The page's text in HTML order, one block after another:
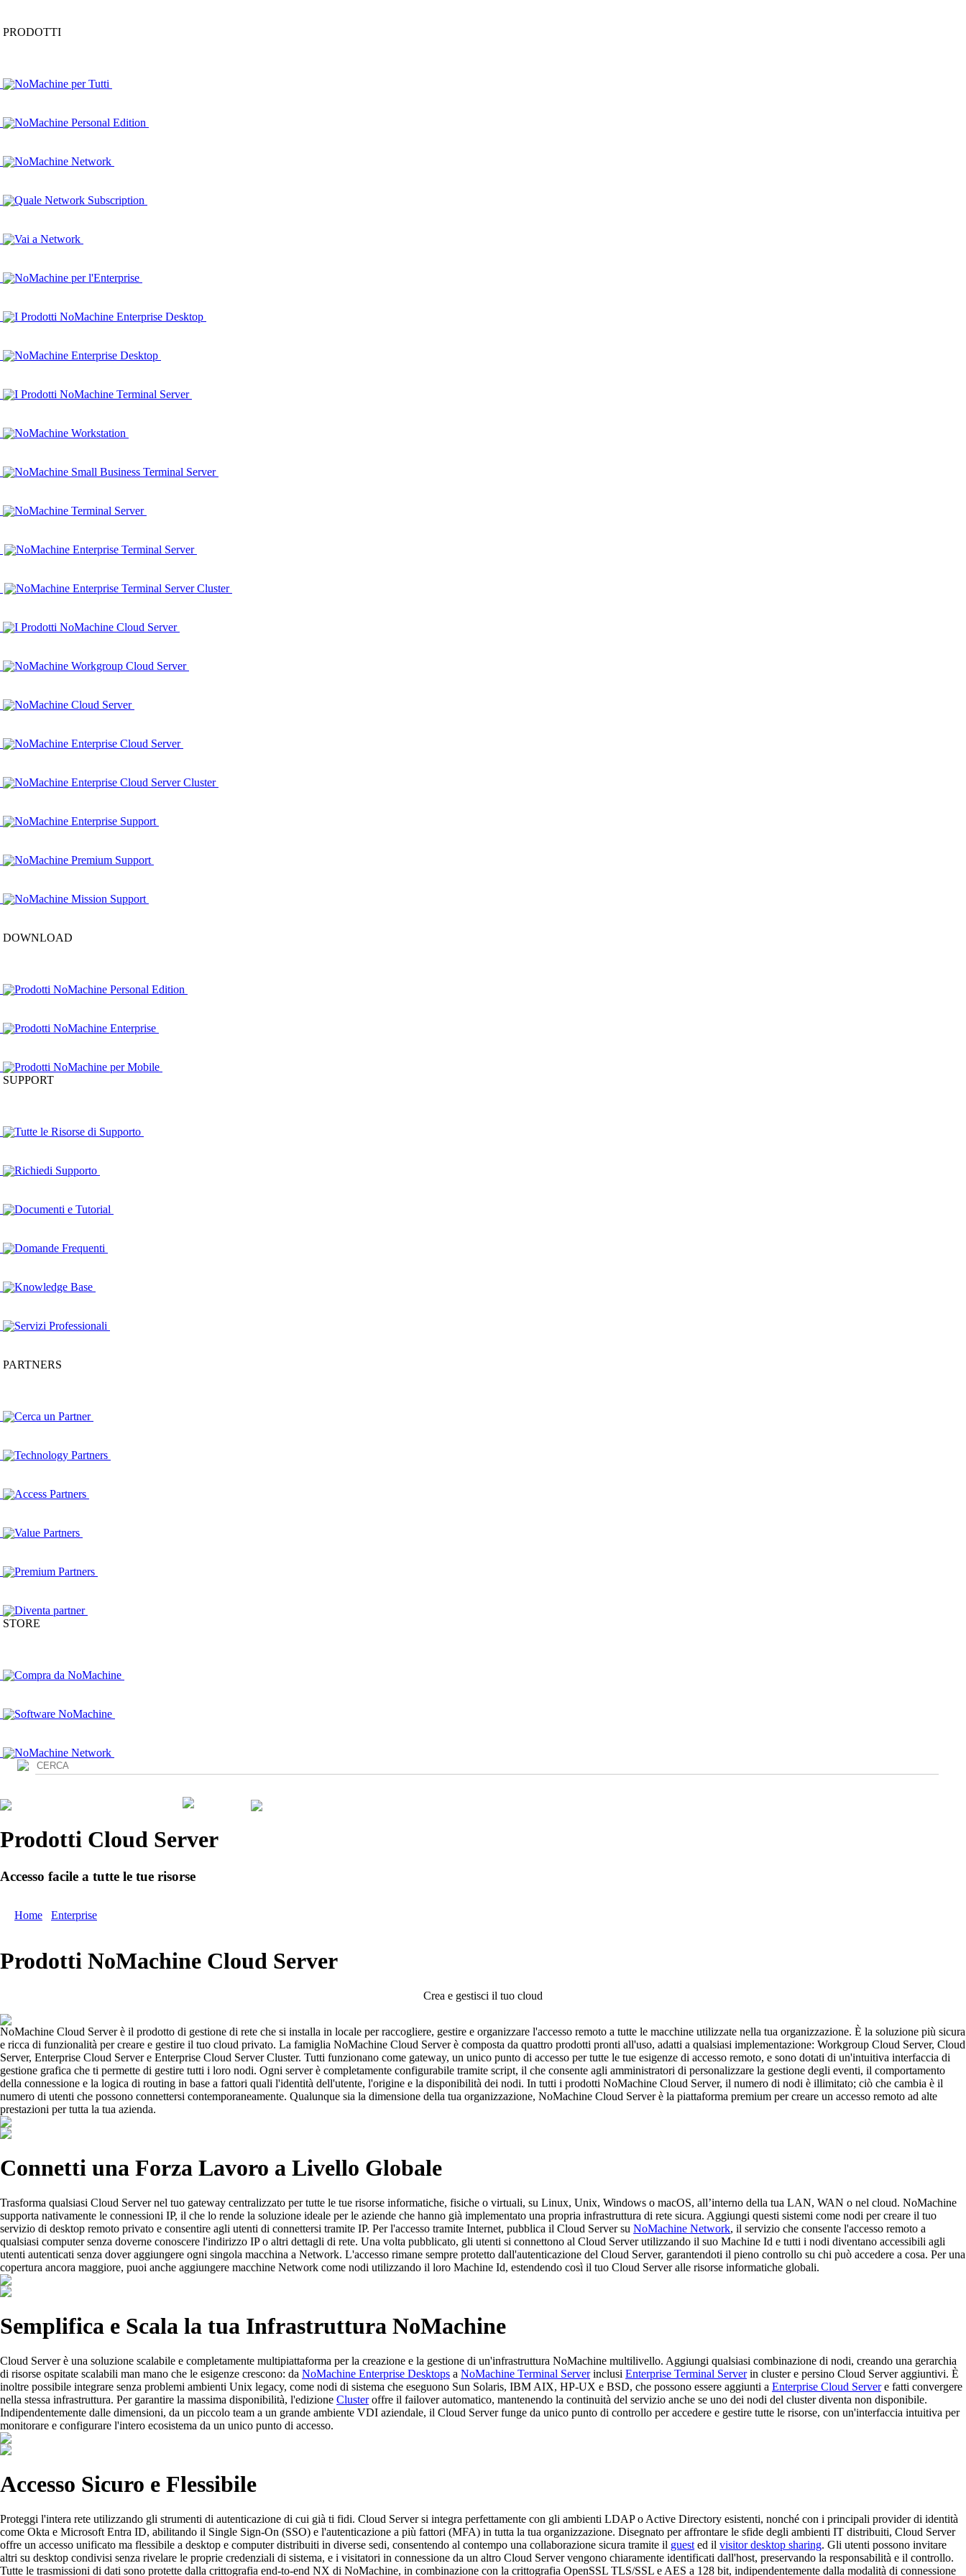
PRODOTTI
NoMachine per Tutti
NoMachine Personal Edition
NoMachine Network
Quale Network Subscription
Vai a Network
NoMachine per l'Enterprise
I Prodotti NoMachine Enterprise Desktop
NoMachine Enterprise Desktop
I Prodotti NoMachine Terminal Server
NoMachine Workstation
NoMachine Small Business Terminal Server
NoMachine Terminal Server
NoMachine Enterprise Terminal Server
NoMachine Enterprise Terminal Server Cluster
I Prodotti NoMachine Cloud Server
NoMachine Workgroup Cloud Server
NoMachine Cloud Server
NoMachine Enterprise Cloud Server
NoMachine Enterprise Cloud Server Cluster
NoMachine Enterprise Support
NoMachine Premium Support
NoMachine Mission Support
DOWNLOAD
Prodotti NoMachine Personal Edition
Prodotti NoMachine Enterprise
Prodotti NoMachine per Mobile
SUPPORT
Tutte le Risorse di Supporto
Richiedi Supporto
Documenti e Tutorial
Domande Frequenti
Knowledge Base
Servizi Professionali
PARTNERS
Cerca un Partner
Technology Partners
Access Partners
Value Partners
Premium Partners
Diventa partner
STORE
Compra da NoMachine
Software NoMachine
NoMachine Network
Prodotti Cloud Server
Accesso facile a tutte le tue risorse
Home Enterprise
Prodotti NoMachine Cloud Server
Crea e gestisci il tuo cloud
NoMachine Cloud Server è il prodotto di gestione di rete che si installa in locale per raccogliere, gestire e organizzare l'accesso remoto a tutte le macchine utilizzate nella tua organizzazione. È la soluzione più sicura
e ricca di funzionalità per creare e gestire il tuo cloud privato. La famiglia NoMachine Cloud Server è composta da quattro prodotti pronti all'uso, adatti a qualsiasi implementazione: Workgroup Cloud Server, Cloud
Server, Enterprise Cloud Server e Enterprise Cloud Server Cluster. Tutti funzionano come gateway, un unico punto di accesso per tutte le tue esigenze di accesso remoto, e sono dotati di un'intuitiva interfaccia di
gestione grafica che ti permette di gestire tutti i loro nodi. Ogni server è completamente configurabile tramite script, il che consente agli amministratori di personalizzare la gestione degli eventi, il comportamento
della connessione e la logica di routing in base a fattori quali l'identità dell'utente, l'origine e la disponibilità dei nodi. In tutti i prodotti NoMachine Cloud Server, il numero di nodi è illimitato; ciò che cambia è il
numero di utenti che possono connettersi contemporaneamente. Qualunque sia la dimensione della tua organizzazione, NoMachine Cloud Server è la piattaforma premium per creare un accesso remoto ad alte
prestazioni per tutta la tua azienda.
Connetti una Forza Lavoro a Livello Globale
Trasforma qualsiasi Cloud Server nel tuo gateway centralizzato per tutte le tue risorse informatiche, fisiche o virtuali, su Linux, Unix, Windows o macOS, all’interno della tua LAN, WAN o nel cloud. NoMachine
supporta nativamente le connessioni IP, il che lo rende la soluzione ideale per le aziende che hanno già implementato una propria infrastruttura di rete sicura. Aggiungi questi sistemi come nodi per creare il tuo
servizio di desktop remoto privato e consentire agli utenti di connettersi tramite IP. Per l'accesso tramite Internet, pubblica il Cloud Server su NoMachine Network, il servizio che consente l'accesso remoto a
qualsiasi computer senza doverne conoscere l'indirizzo IP o altri dettagli di rete. Una volta pubblicato, gli utenti si connettono al Cloud Server utilizzando il suo Machine Id e tutti i nodi diventano accessibili agli
utenti autenticati senza dover aggiungere ogni singola macchina a Network. L'accesso rimane sempre protetto dall'autenticazione del Cloud Server, garantendoti il pieno controllo su chi può accedere a cosa. Per una
copertura ancora maggiore, puoi anche aggiungere macchine Network come nodi utilizzando il loro Machine Id, estendendo così il tuo Cloud Server alle risorse informatiche globali.
Semplifica e Scala la tua Infrastruttura NoMachine
Cloud Server è una soluzione scalabile e completamente multipiattaforma per la creazione e la gestione di un'infrastruttura NoMachine multilivello. Aggiungi qualsiasi combinazione di nodi, creando una gerarchia
di risorse ospitate scalabili man mano che le esigenze crescono: da NoMachine Enterprise Desktops a NoMachine Terminal Serverinclusi Enterprise Terminal Serverin cluster e persino Cloud Server aggiuntivi. È
inoltre possibile integrare senza problemi ambienti Unix legacy, come nodi di sistema che eseguono Sun Solaris, IBM AIX, HP-UX e BSD, che possono essere aggiunti a Enterprise Cloud Servere fatti convergere
nella stessa infrastruttura. Per garantire la massima disponibilità, l'edizione Clusteroffre il failover automatico, mantenendo la continuità del servizio anche se uno dei nodi del cluster diventa non disponibile.
Indipendentemente dalle dimensioni, da un piccolo team a un grande ambiente VDI aziendale, il Cloud Server funge da unico punto di controllo per accedere e gestire tutte le risorse, con un'interfaccia intuitiva per
monitorare e configurare l'intero ecosistema da un unico punto di accesso.
Accesso Sicuro e Flessibile
Proteggi l'intera rete utilizzando gli strumenti di autenticazione di cui già ti fidi. Cloud Server si integra perfettamente con gli ambienti LDAP o Active Directory esistenti, nonché con i principali provider di identità
come Okta e Microsoft Entra ID, abilitando il Single Sign-On (SSO) e l'autenticazione a più fattori (MFA) in tutta la tua organizzazione. Disegnato per affrontare le sfide degli ambienti IT distribuiti, Cloud Server
offre un accesso unificato ma flessibile a desktop e computer distribuiti in diverse sedi, consentendo al contempo una collaborazione sicura tramite il guest ed il visitor desktop sharing. Gli utenti possono invitare
altri su desktop condivisi senza rivelare le proprie credenziali di sistema, e i visitatori in connessione da un altro Cloud Server vengono chiaramente identificati dall'host, preservando la responsabilità e il controllo.
Tutte le trasmissioni di dati sono protette dalla crittografia end-to-end NX di NoMachine, in combinazione con la crittografia OpenSSL TLS/SSL e AES a 128 bit, indipendentemente dalla modalità di connessione